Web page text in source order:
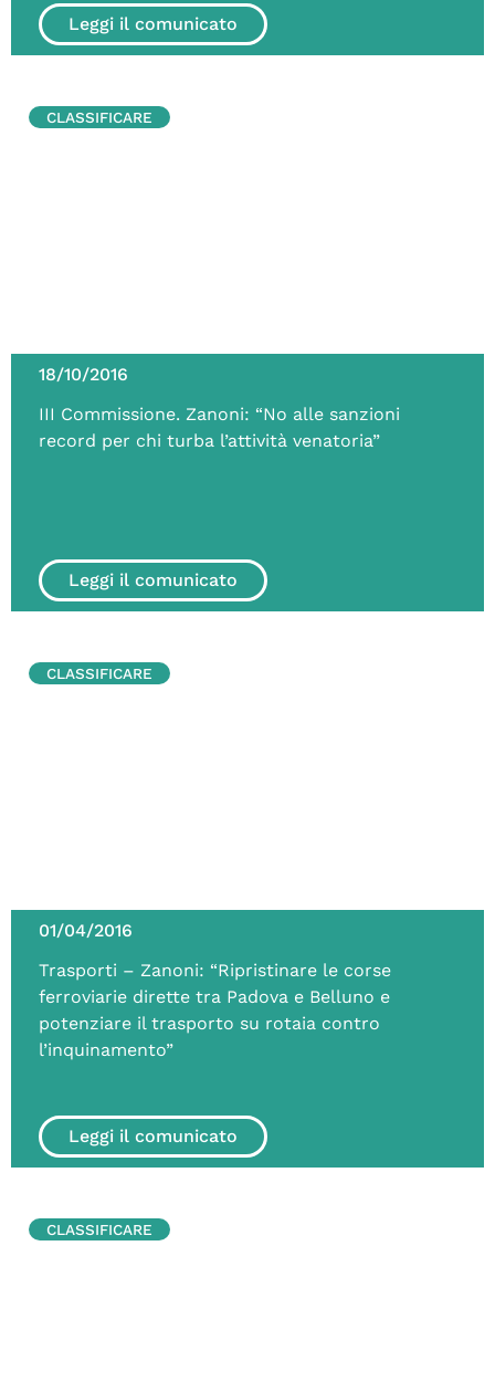
Leggi il comunicato
18/10/2016
III Commissione. Zanoni: “No alle sanzioni
record per chi turba l’attività venatoria”
Leggi il comunicato
CLASSIFICARE
01/04/2016
Trasporti – Zanoni: “Ripristinare le corse
ferroviarie dirette tra Padova e Belluno e
potenziare il trasporto su rotaia contro
l’inquinamento”
Leggi il comunicato
CLASSIFICARE
CLASSIFICARE